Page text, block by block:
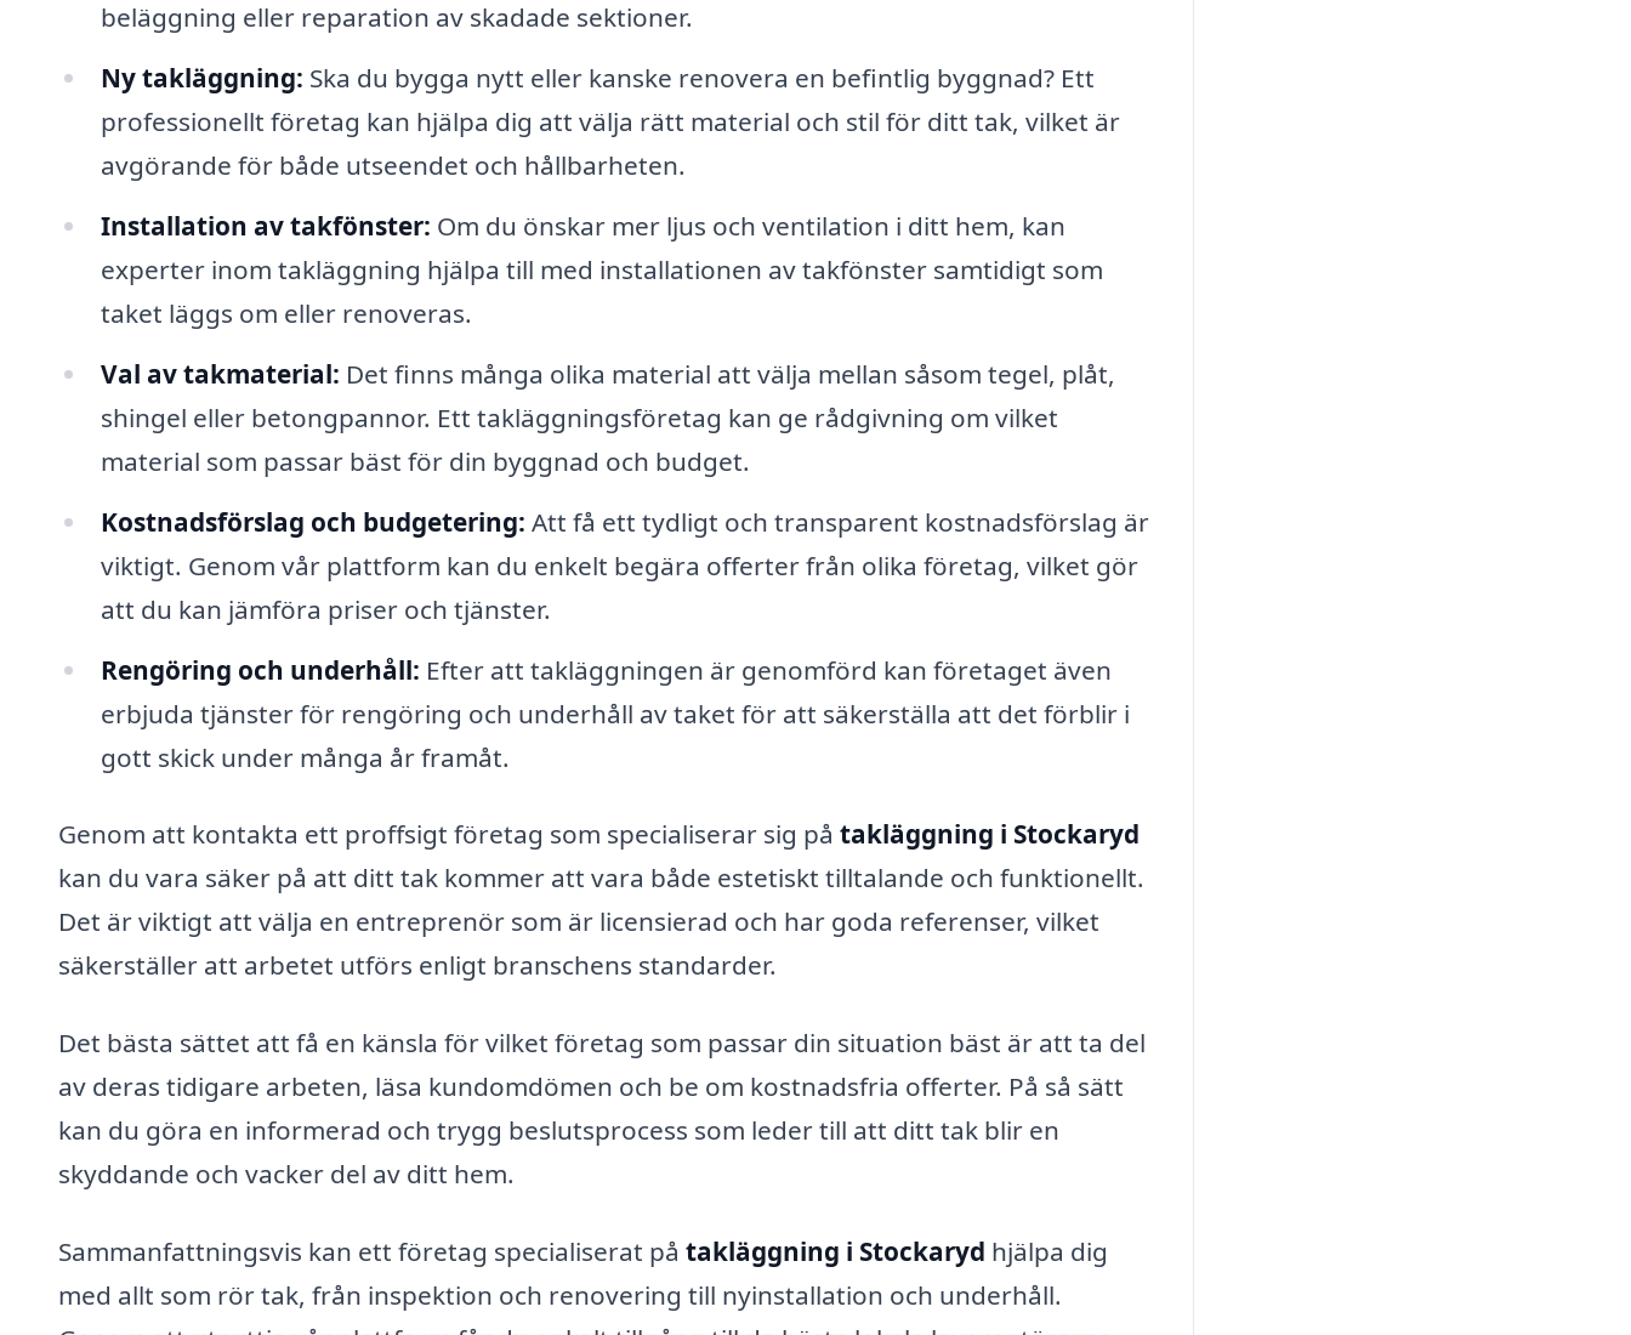
beläggning eller reparation av skadade sektioner.
Ny takläggning: Ska du bygga nytt eller kanske renovera en befintlig byggnad? Ett
professionellt företag kan hjälpa dig att välja rätt material och stil för ditt tak, vilket är
avgörande för både utseendet och hållbarheten.
Installation av takfönster: Om du önskar mer ljus och ventilation i ditt hem, kan
experter inom takläggning hjälpa till med installationen av takfönster samtidigt som
taket läggs om eller renoveras.
Val av takmaterial: Det finns många olika material att välja mellan såsom tegel, plåt,
shingel eller betongpannor. Ett takläggningsföretag kan ge rådgivning om vilket
material som passar bäst för din byggnad och budget.
Kostnadsförslag och budgetering: Att få ett tydligt och transparent kostnadsförslag är
viktigt. Genom vår plattform kan du enkelt begära offerter från olika företag, vilket gör
att du kan jämföra priser och tjänster.
Rengöring och underhåll: Efter att takläggningen är genomförd kan företaget även
erbjuda tjänster för rengöring och underhåll av taket för att säkerställa att det förblir i
gott skick under många år framåt.
Genom att kontakta ett proffsigt företag som specialiserar sig på takläggning i Stockaryd
kan du vara säker på att ditt tak kommer att vara både estetiskt tilltalande och funktionellt.
Det är viktigt att välja en entreprenör som är licensierad och har goda referenser, vilket
säkerställer att arbetet utförs enligt branschens standarder.
Det bästa sättet att få en känsla för vilket företag som passar din situation bäst är att ta del
av deras tidigare arbeten, läsa kundomdömen och be om kostnadsfria offerter. På så sätt
kan du göra en informerad och trygg beslutsprocess som leder till att ditt tak blir en
skyddande och vacker del av ditt hem.
Sammanfattningsvis kan ett företag specialiserat på takläggning i Stockaryd hjälpa dig
med allt som rör tak, från inspektion och renovering till nyinstallation och underhåll.